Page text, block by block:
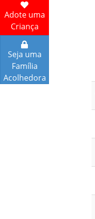
Adote uma
Criança
Seja uma
Família
Acolhedora